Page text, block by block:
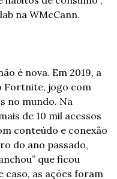
na WMcCann.
é nova. Em 2019, a
Fortnite, jogo com
no mundo. Na
de 10 mil acessos
conteúdo e conexão
do ano passado,
que ficou
caso, as ações foram